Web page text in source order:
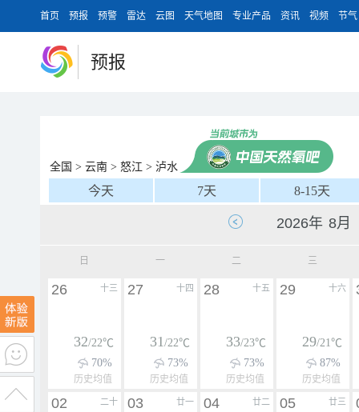
首页 预报 预警 雷达 云图 天气地图 专业产品 资讯 视频 节气
预报
全国 > 云南 > 怒江 > 泸水
今天 7天 8-15天
日 一 二 三
十三
26
32/22℃
70%
历史均值
十四
27
31/22℃
73%
历史均值
十五
28
33/23℃
73%
历史均值
十六
29
29/21℃
87%
历史均值
二十
02 廿一
03 廿二
04 廿三
05